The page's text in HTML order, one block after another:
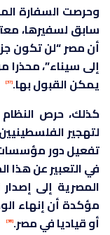
وحرصت السفارة
سابق لسفيرها،
أن مصر “لن تكون
إلى سيناء”، محذرا
يمكن القبول بها.[37]
كذلك، حرص
لتهجير
تفعيل دور مؤسسات
في التعبير عن هذا
المصرية إلى
مؤكدة أن إنهاء
أو قياديا في مصر.[38]